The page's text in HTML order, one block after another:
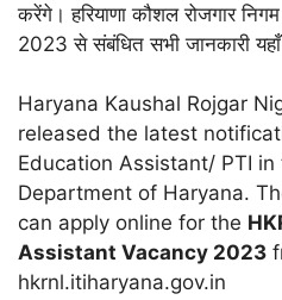
करेंगे। हरियाणा कौशल रोजगार निगम
2023 से संबंधित सभी जानकारी
Haryana Kaushal Rojgar
released the latest
Education Assistant/ PTI in
Department of Haryana.
can apply online for the
Assistant Vacancy 2023
hkrnl.itiharyana.gov.in